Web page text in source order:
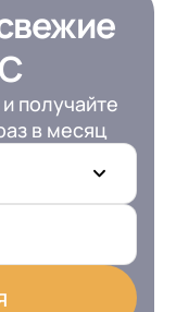
получайте
в месяц